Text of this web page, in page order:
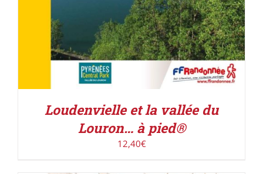
Loudenvielle et la vallée du
Louron… à pied®
12,40€